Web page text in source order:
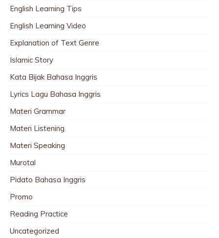
English Learning Tips
English Learning Video
Explanation of Text Genre
Islamic Story
Kata Bijak Bahasa Inggris
Lyrics Lagu Bahasa Inggris
Materi Grammar
Materi Listening
Materi Speaking
Murotal
Pidato Bahasa Inggris
Promo
Reading Practice
Uncategorized